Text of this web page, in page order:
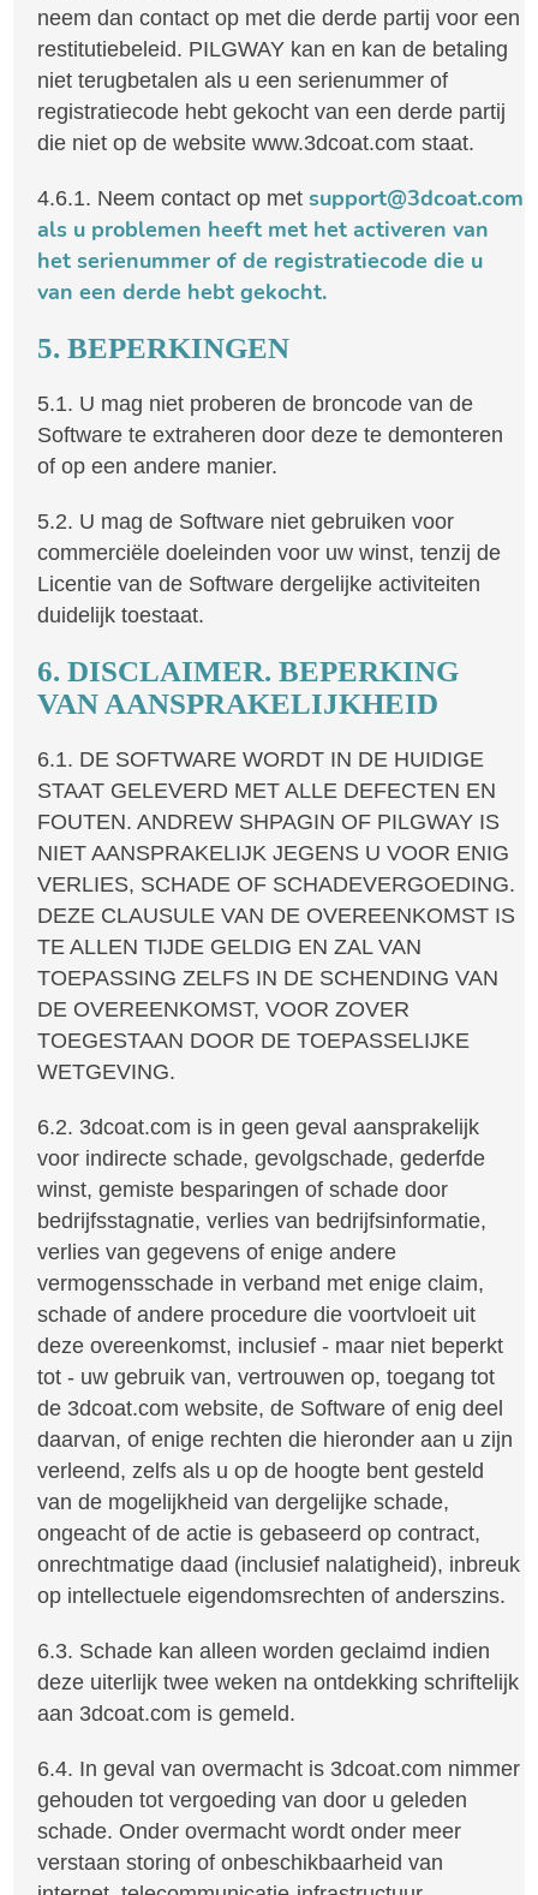
neem dan contact op met die derde partij voor een
restitutiebeleid. PILGWAY kan en kan de betaling
niet terugbetalen als u een serienummer of
registratiecode hebt gekocht van een derde partij
die niet op de website www.3dcoat.com staat.
4.6.1. Neem contact op metsupport@3dcoat.com
als u problemen heeft met het activeren van
het serienummer of de registratiecode die u
van een derde hebt gekocht.
5. BEPERKINGEN
5.1. U mag niet proberen de broncode van de
Software te extraheren door deze te demonteren
of op een andere manier.
5.2. U mag de Software niet gebruiken voor
commerciële doeleinden voor uw winst, tenzij de
Licentie van de Software dergelijke activiteiten
duidelijk toestaat.
6. DISCLAIMER. BEPERKING
VAN AANSPRAKELIJKHEID
6.1. DE SOFTWARE WORDT IN DE HUIDIGE
STAAT GELEVERD MET ALLE DEFECTEN EN
FOUTEN. ANDREW SHPAGIN OF PILGWAY IS
NIET AANSPRAKELIJK JEGENS U VOOR ENIG
VERLIES, SCHADE OF SCHADEVERGOEDING.
DEZE CLAUSULE VAN DE OVEREENKOMST IS
TE ALLEN TIJDE GELDIG EN ZAL VAN
TOEPASSING ZELFS IN DE SCHENDING VAN
DE OVEREENKOMST, VOOR ZOVER
TOEGESTAAN DOOR DE TOEPASSELIJKE
WETGEVING.
6.2. 3dcoat.com is in geen geval aansprakelijk
voor indirecte schade, gevolgschade, gederfde
winst, gemiste besparingen of schade door
bedrijfsstagnatie, verlies van bedrijfsinformatie,
verlies van gegevens of enige andere
vermogensschade in verband met enige claim,
schade of andere procedure die voortvloeit uit
deze overeenkomst, inclusief - maar niet beperkt
tot - uw gebruik van, vertrouwen op, toegang tot
de 3dcoat.com website, de Software of enig deel
daarvan, of enige rechten die hieronder aan u zijn
verleend, zelfs als u op de hoogte bent gesteld
van de mogelijkheid van dergelijke schade,
ongeacht of de actie is gebaseerd op contract,
onrechtmatige daad (inclusief nalatigheid), inbreuk
op intellectuele eigendomsrechten of anderszins.
6.3. Schade kan alleen worden geclaimd indien
deze uiterlijk twee weken na ontdekking schriftelijk
aan 3dcoat.com is gemeld.
6.4. In geval van overmacht is 3dcoat.com nimmer
gehouden tot vergoeding van door u geleden
schade. Onder overmacht wordt onder meer
verstaan storing of onbeschikbaarheid van